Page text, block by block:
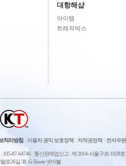
대항해샵
아이템
트레져박스
처리방침 이용자 권익 보호정책 저작권정책 전자우편
105-87-64746 통신판매업신고 : 제 2014-서울구로-1028호
로26길 38, G-Tower 넷마블